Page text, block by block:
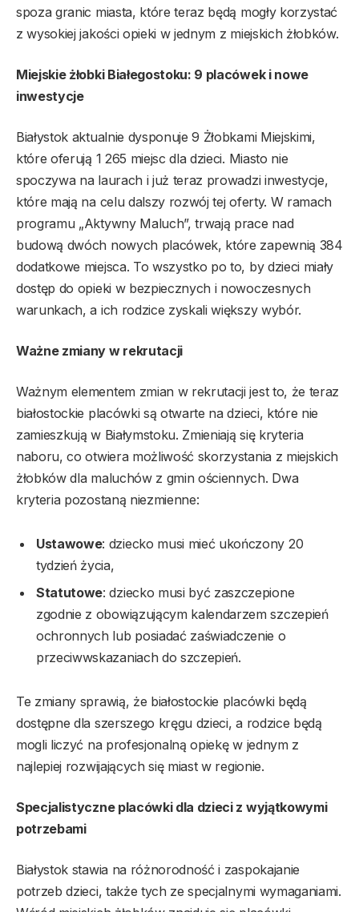
spoza granic miasta, które teraz będą mogły korzystać
z wysokiej jakości opieki w jednym z miejskich żłobków.
Miejskie żłobki Białegostoku: 9 placówek i nowe
inwestycje
Białystok aktualnie dysponuje 9 Żłobkami Miejskimi,
które oferują 1 265 miejsc dla dzieci. Miasto nie
spoczywa na laurach i już teraz prowadzi inwestycje,
które mają na celu dalszy rozwój tej oferty. W ramach
programu „Aktywny Maluch”, trwają prace nad
budową dwóch nowych placówek, które zapewnią 384
dodatkowe miejsca. To wszystko po to, by dzieci miały
dostęp do opieki w bezpiecznych i nowoczesnych
warunkach, a ich rodzice zyskali większy wybór.
Ważne zmiany w rekrutacji
Ważnym elementem zmian w rekrutacji jest to, że teraz
białostockie placówki są otwarte na dzieci, które nie
zamieszkują w Białymstoku. Zmieniają się kryteria
naboru, co otwiera możliwość skorzystania z miejskich
żłobków dla maluchów z gmin ościennych. Dwa
kryteria pozostaną niezmienne:
Ustawowe: dziecko musi mieć ukończony 20
tydzień życia,
Statutowe: dziecko musi być zaszczepione
zgodnie z obowiązującym kalendarzem szczepień
ochronnych lub posiadać zaświadczenie o
przeciwwskazaniach do szczepień.
Te zmiany sprawią, że białostockie placówki będą
dostępne dla szerszego kręgu dzieci, a rodzice będą
mogli liczyć na profesjonalną opiekę w jednym z
najlepiej rozwijających się miast w regionie.
Specjalistyczne placówki dla dzieci z wyjątkowymi
potrzebami
Białystok stawia na różnorodność i zaspokajanie
potrzeb dzieci, także tych ze specjalnymi wymaganiami.